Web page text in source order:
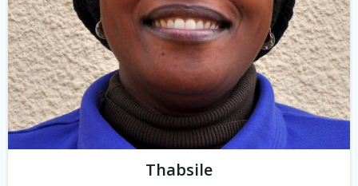
Thabsile